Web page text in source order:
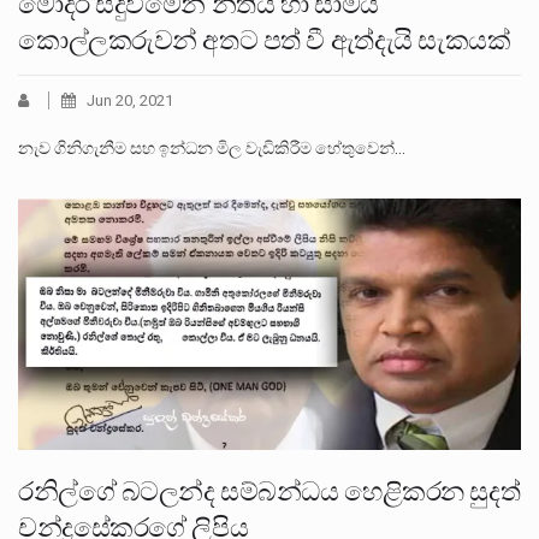
කොල්ලකරුවන් අතට පත් වී ඇත්දැයි සැකයක්
Jun 20, 2021
නැව ගිනිගැනීම සහ ඉන්ධන මිල වැඩිකිරීම හේතුවෙන්…
රනිල්ගේ බටලන්ද සම්බන්ධය හෙළිකරන සුදත්
චන්ද්‍රසේකරගේ ලිපිය